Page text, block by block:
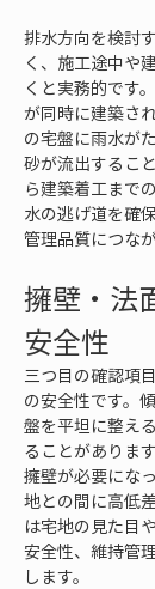
排水方向を検討
く、施工途中や
くと実務的です
が同時に建築さ
の宅盤に雨水が
砂が流出するこ
ら建築着工まで
水の逃げ道を確
管理品質につなが
擁壁・法
安全性
三つ目の確認項
の安全性です。
盤を平坦に整え
ることがありま
擁壁が必要にな
地との間に高低
は宅地の見た目
安全性、維持管
します。